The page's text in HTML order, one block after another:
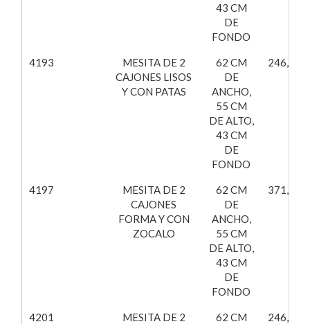
43 CM
DE
FONDO
4193
MESITA DE 2
CAJONES LISOS
Y CON PATAS
62 CM
DE
ANCHO,
55 CM
DE ALTO,
43 CM
DE
FONDO
246,70€
4197
MESITA DE 2
CAJONES
FORMA Y CON
ZOCALO
62 CM
DE
ANCHO,
55 CM
DE ALTO,
43 CM
DE
FONDO
371,51€
4201
MESITA DE 2
62 CM
246,70€